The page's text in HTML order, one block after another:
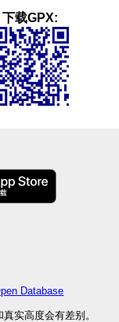
下载GPX:
Database
实高度会有差别。